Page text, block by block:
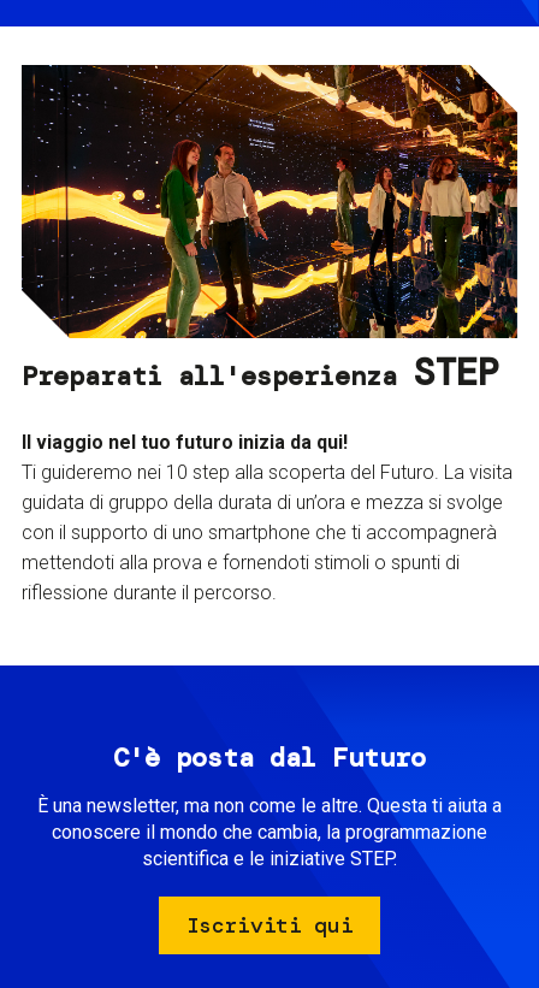
Preparati all'esperienza STEP
Il viaggio nel tuo futuro inizia da qui!
Ti guideremo nei 10 step alla scoperta del Futuro. La visita
guidata di gruppo della durata di un’ora e mezza si svolge
con il supporto di uno smartphone che ti accompagnerà
mettendoti alla prova e fornendoti stimoli o spunti di
riflessione durante il percorso.
C'è posta dal Futuro
È una newsletter, ma non come le altre. Questa ti aiuta a
conoscere il mondo che cambia, la programmazione
scientifica e le iniziative STEP.
Iscriviti qui